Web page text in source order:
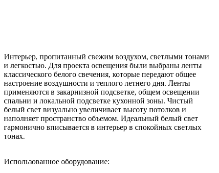
Интерьер, пропитанный свежим воздухом, светлыми тонами
и легкостью. Для проекта освещения были выбраны ленты
классического белого свечения, которые передают общее
настроение воздушности и теплого летнего дня. Ленты
применяются в закарнизной подсветке, общем освещении
спальни и локальной подсветке кухонной зоны. Чистый
белый свет визуально увеличивает высоту потолков и
наполняет пространство объемом. Идеальный белый свет
гармонично вписывается в интерьер в спокойных светлых
тонах.
Использованное оборудование: